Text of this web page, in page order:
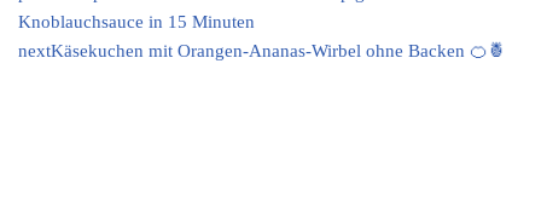
Knoblauchsauce in 15 Minuten
nextKäsekuchen mit Orangen-Ananas-Wirbel ohne Backen 🍊🍍